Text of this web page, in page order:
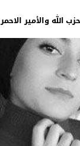
الله والأمير الاحمر